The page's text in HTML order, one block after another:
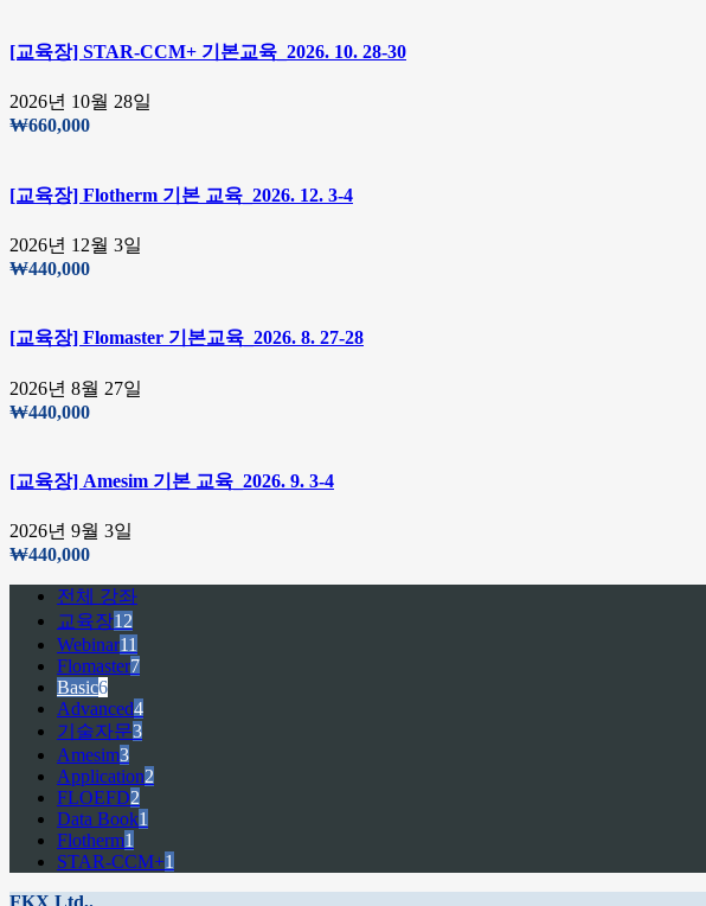
[교육장] STAR-CCM+ 기본교육_2026. 10. 28-30
2026년 10월 28일
₩660,000
[교육장] Flotherm 기본 교육_2026. 12. 3-4
2026년 12월 3일
₩440,000
[교육장] Flomaster 기본교육_2026. 8. 27-28
2026년 8월 27일
₩440,000
[교육장] Amesim 기본 교육_2026. 9. 3-4
2026년 9월 3일
₩440,000
전체 강좌
교육장12
Webinar11
Flomaster7
Basic6
Advanced4
기술자문3
Amesim3
Application2
FLOEFD2
Data Book1
Flotherm1
STAR-CCM+1
FKX Ltd,.